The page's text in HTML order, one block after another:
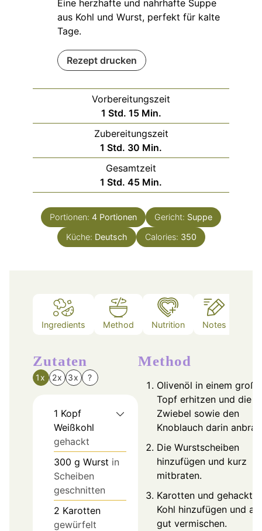
Eine herzhafte und nahrhafte Suppe
aus Kohl und Wurst, perfekt für kalte
Tage.
Rezept drucken
Vorbereitungszeit
1 Stunde
Std. 15Minuten
Min.
Zubereitungszeit
1 Stunde
Std. 30 Minuten
Min.
Gesamtzeit
1 Stunde
Std. 45Minuten
Min.
Portionen: 4 Portionen Gericht: Suppe
Küche: Deutsch Calories: 350
Ingredients Method Nutrition Notes
Zutaten
1x 2x 3x ?
1 Kopf
Weißkohl
gehackt
300 g Wurst in
Scheiben
geschnitten
2 Karotten
gewürfelt
Method
Olivenöl in einem
Topf erhitzen und die
Zwiebel sowie den
Knoblauch darin
Die Wurstscheiben
hinzufügen und kurz
mitbraten.
Karotten und
Kohl hinzufügen und
gut vermischen.